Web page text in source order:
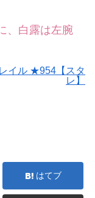
、白露は左腕
イル ★954【スタ
レ】
はてブ